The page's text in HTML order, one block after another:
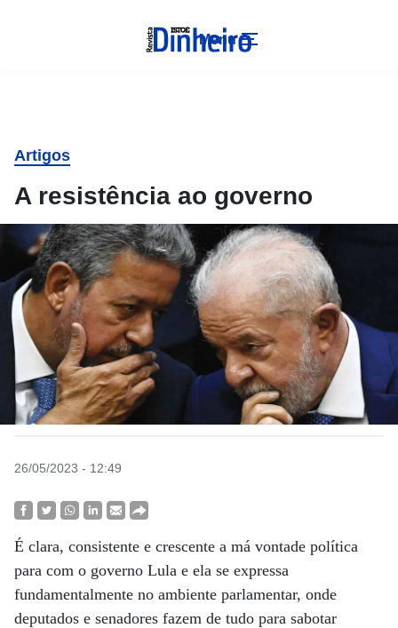
Menu
Artigos
A resistência ao governo
26/05/2023 - 12:49
É clara, consistente e crescente a má vontade política
para com o governo Lula e ela se expressa
fundamentalmente no ambiente parlamentar, onde
deputados e senadores fazem de tudo para sabotar